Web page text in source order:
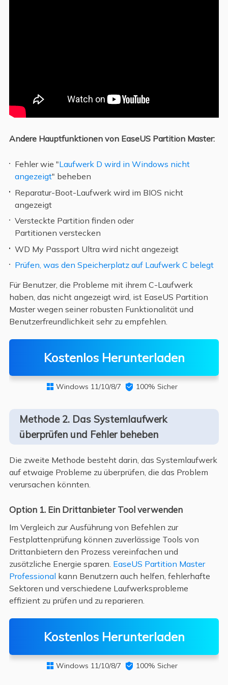
Andere Hauptfunktionen von EaseUS Partition Master:
Fehler wie "Laufwerk D wird in Windows nicht
angezeigt" beheben
Reparatur-Boot-Laufwerk wird im BIOS nicht
angezeigt
Versteckte Partition finden oder
Partitionen verstecken
WD My Passport Ultra wird nicht angezeigt
Prüfen, was den Speicherplatz auf Laufwerk C belegt
Für Benutzer, die Probleme mit ihrem C-Laufwerk
haben, das nicht angezeigt wird, ist EaseUS Partition
Master wegen seiner robusten Funktionalität und
Benutzerfreundlichkeit sehr zu empfehlen.
Kostenlos Herunterladen
 Windows 11/10/8/7  100% Sicher
Methode 2. Das Systemlaufwerk
überprüfen und Fehler beheben
Die zweite Methode besteht darin, das Systemlaufwerk
auf etwaige Probleme zu überprüfen, die das Problem
verursachen könnten.
Option 1. Ein Drittanbieter Tool verwenden
Im Vergleich zur Ausführung von Befehlen zur
Festplattenprüfung können zuverlässige Tools von
Drittanbietern den Prozess vereinfachen und
zusätzliche Energie sparen. EaseUS Partition Master
Professional kann Benutzern auch helfen, fehlerhafte
Sektoren und verschiedene Laufwerksprobleme
effizient zu prüfen und zu reparieren.
Kostenlos Herunterladen
 Windows 11/10/8/7  100% Sicher